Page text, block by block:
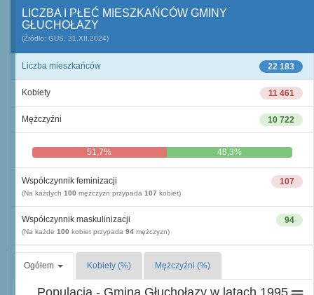
LICZBA I PŁEĆ MIESZKAŃCÓW GMINY
GŁUCHOŁAZY
(Źródło: GUS, 31.XII.2024)
22 183
Liczba mieszkańców
11 461
Kobiety
10 722
Mężczyźni
51,7% 48,3%
107
Współczynnik feminizacji
(Na każdych 100 mężczyzn przypada 107 kobiet)
94
Współczynnik maskulinizacji
(Na każde 100 kobiet przypada 94 mężczyzn)
Ogółem Kobiety (%) Mężczyźni (%)
Populacja - Gmina Głuchołazy w latach 1995